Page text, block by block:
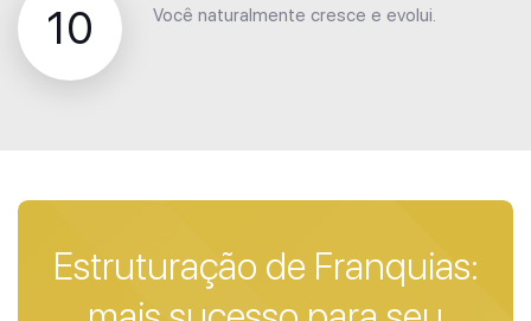
10 Você naturalmente cresce e evolui.
Estruturação de Franquias: